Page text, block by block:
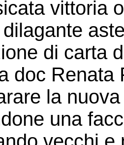
vittoria
di carta
doc Renata
la
una